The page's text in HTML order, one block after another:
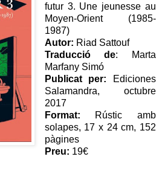
futur 3. Une jeunesse au
Moyen-Orient (1985-
1987)
Autor: Riad Sattouf
Traducció de: Marta
Marfany Simó
Publicat per: Ediciones
Salamandra, octubre
2017
Format: Rústic amb
solapes, 17 x 24 cm, 152
pàgines
Preu: 19€